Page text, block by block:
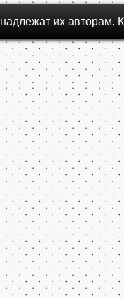
The Arena
Arena 51
их